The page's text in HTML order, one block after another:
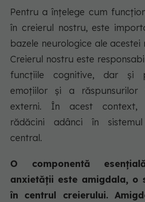
Pentru a înțelege cum
în creierul nostru, este
bazele neurologice ale acestei
Creierul nostru este
funcțiile cognitive, dar și
emoțiilor și a răspunsurilor
externi. În acest context,
rădăcini adânci în
central.
O componentă
anxietății este amigdala, o
în centrul creierului.